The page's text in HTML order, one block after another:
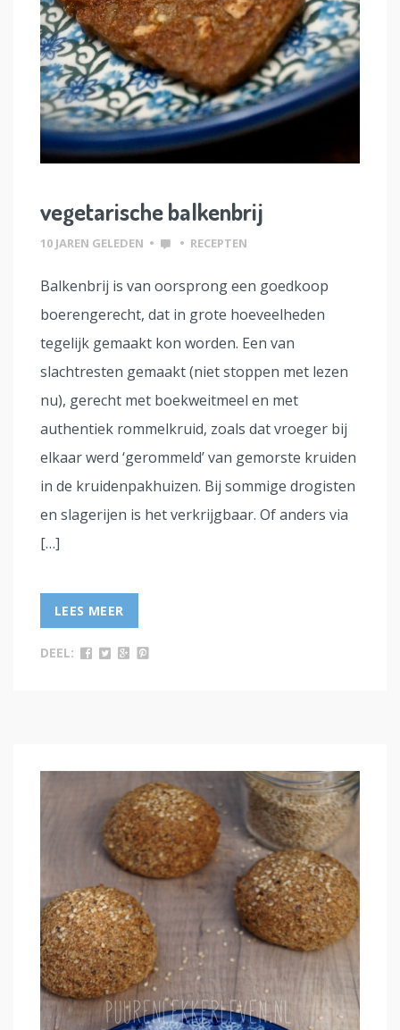
vegetarische balkenbrij
10 JAREN GELEDEN • • RECEPTEN
Balkenbrij is van oorsprong een goedkoop
boerengerecht, dat in grote hoeveelheden
tegelijk gemaakt kon worden. Een van
slachtresten gemaakt (niet stoppen met lezen
nu), gerecht met boekweitmeel en met
authentiek rommelkruid, zoals dat vroeger bij
elkaar werd ‘gerommeld’ van gemorste kruiden
in de kruidenpakhuizen. Bij sommige drogisten
en slagerijen is het verkrijgbaar. Of anders via
[…]
LEES MEER
DEEL: